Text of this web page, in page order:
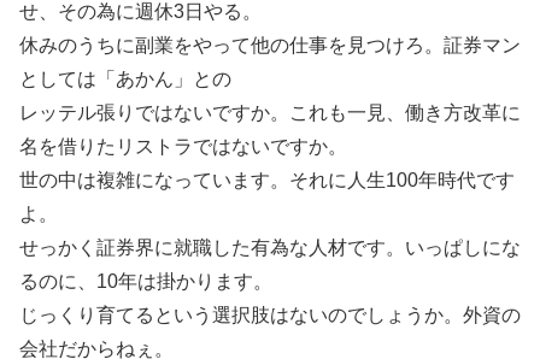
せ、その為に週休3日やる。
休みのうちに副業をやって他の仕事を見つけろ。証券マン
としては「あかん」との
レッテル張りではないですか。これも一見、働き方改革に
名を借りたリストラではないですか。
世の中は複雑になっています。それに人生100年時代です
よ。
せっかく証券界に就職した有為な人材です。いっぱしにな
るのに、10年は掛かります。
じっくり育てるという選択肢はないのでしょうか。外資の
会社だからねぇ。